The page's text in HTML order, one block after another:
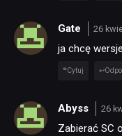
Gate 26
ja chcę
Cytuj
Abyss 26
Zabierać SC